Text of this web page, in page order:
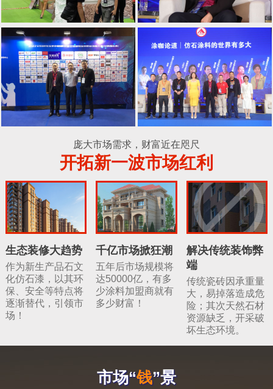
庞大市场需求，财富近在咫尺
开拓新一波市场红利
生态装修大趋势
作为新生产品石文
化仿石漆，以其环
保、安全等特点将
逐渐替代，引领市
场！
千亿市场掀狂潮
五年后市场规模将
达50000亿，有多
少涂料加盟商就有
多少财富！
解决传统装饰弊
端
传统瓷砖因承重量
大，易掉落造成危
险；其次天然石材
资源缺乏，开采破
坏生态环境。
市场“钱”景